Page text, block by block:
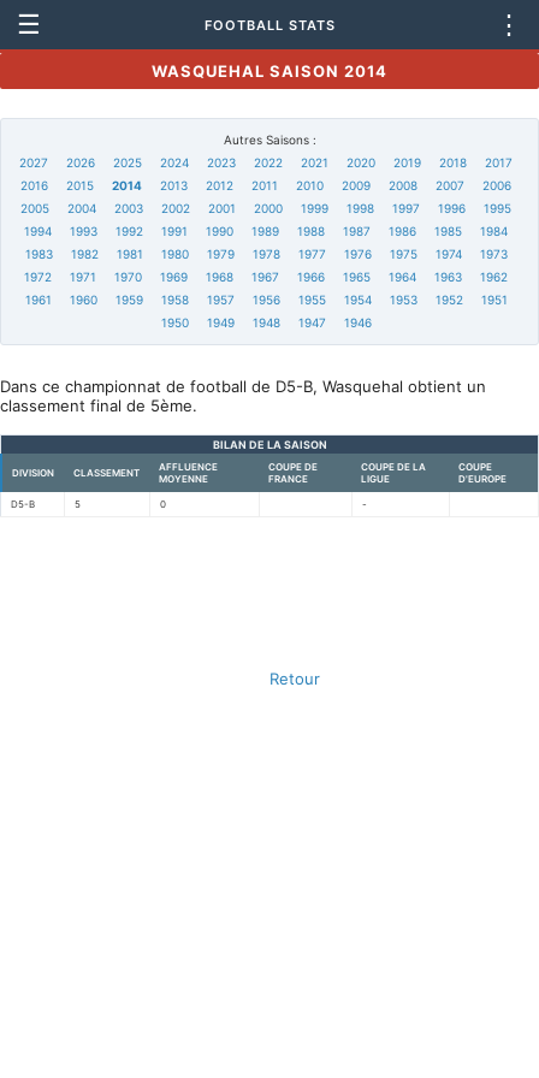
☰ FOOTBALL STATS ⋮
WASQUEHAL SAISON 2014
Autres Saisons :
2027
2026 2025 2024 2023 2022 2021 2020 2019 2018
2017
2016
2015 2014 2013 2012 2011 2010 2009 2008 2007
2006
2005
2004 2003 2002 2001 2000 1999 1998 1997 1996
1995
1994
1993 1992 1991 1990 1989 1988 1987 1986 1985
1984
1983
1982 1981 1980 1979 1978 1977 1976 1975 1974
1973
1972
1971 1970 1969 1968 1967 1966 1965 1964 1963
1962
1961
1960 1959 1958 1957 1956 1955 1954 1953 1952
1951
1950
1949 1948 1947 1946
Dans ce championnat de football de D5-B, Wasquehal obtient un
classement final de 5ème.
BILAN DE LA SAISON
DIVISION CLASSEMENT
AFFLUENCE
MOYENNE
COUPE DE
FRANCE
COUPE DE LA
LIGUE
COUPE
D'EUROPE
D5-B 5 0 -
Retour